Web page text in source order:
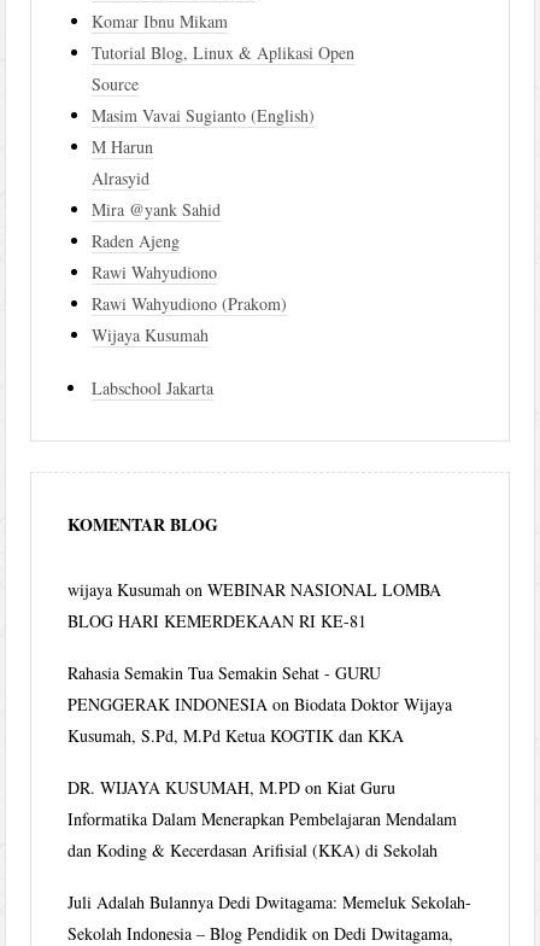
Komar Ibnu Mikam
Tutorial Blog, Linux & Aplikasi Open
Source
Masim Vavai Sugianto (English)
M Harun
Alrasyid
Mira @yank Sahid
Raden Ajeng
Rawi Wahyudiono
Rawi Wahyudiono (Prakom)
Wijaya Kusumah
Labschool Jakarta
KOMENTAR BLOG
wijaya Kusumah onWEBINAR NASIONAL LOMBA
BLOG HARI KEMERDEKAAN RI KE-81
Rahasia Semakin Tua Semakin Sehat - GURU
PENGGERAK INDONESIA onBiodata Doktor Wijaya
Kusumah, S.Pd, M.Pd Ketua KOGTIK dan KKA
DR. WIJAYA KUSUMAH, M.PD onKiat Guru
Informatika Dalam Menerapkan Pembelajaran Mendalam
dan Koding & Kecerdasan Arifisial (KKA) di Sekolah
Juli Adalah Bulannya Dedi Dwitagama: Memeluk Sekolah-
Sekolah Indonesia – Blog Pendidik onDedi Dwitagama,